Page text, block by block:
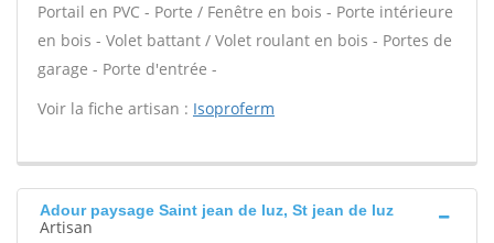
Portail en PVC - Porte / Fenêtre en bois - Porte intérieure
en bois - Volet battant / Volet roulant en bois - Portes de
garage - Porte d'entrée -
Voir la fiche artisan : Isoproferm
Adour paysage Saint jean de luz, St jean de luz
Artisan